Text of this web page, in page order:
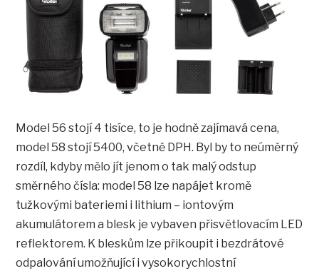
Model 56 stojí 4 tisíce, to je hodně zajímavá cena,
model 58 stojí 5400, včetně DPH. Byl by to neúměrný
rozdíl, kdyby mělo jít jenom o tak malý odstup
směrného čísla: model 58 lze napájet kromě
tužkovými bateriemi i lithium – iontovým
akumulátorem a blesk je vybaven přisvětlovacím LED
reflektorem. K bleskům lze přikoupit i bezdrátové
odpalování umožňující i vysokorychlostní